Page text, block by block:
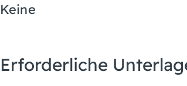
Keine
Erforderliche